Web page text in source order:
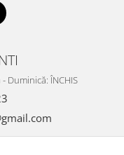
Duminică: ÎNCHIS